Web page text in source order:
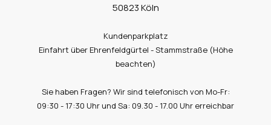
50823 Köln
Kundenparkplatz
Einfahrt über Ehrenfeldgürtel - Stammstraße (Höhe
beachten)
Sie haben Fragen? Wir sind telefonisch von Mo-Fr:
09:30 - 17:30 Uhr und Sa: 09.30 - 17.00 Uhr erreichbar